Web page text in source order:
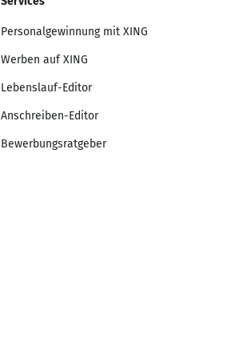
Personalgewinnung mit XING
Werben auf XING
Lebenslauf-Editor
Anschreiben-Editor
Bewerbungsratgeber